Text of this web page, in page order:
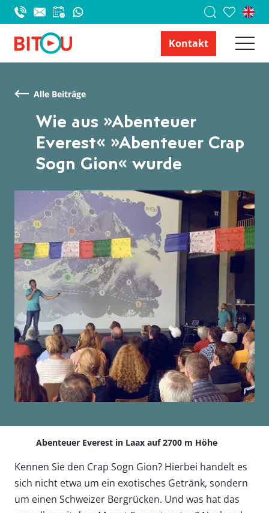
Kontakt
Alle Beiträge
Wie aus »Abenteuer
Everest« »Abenteuer Crap
Sogn Gion« wurde
Abenteuer Everest in Laax auf 2700 m Höhe
Kennen Sie den Crap Sogn Gion? Hierbei handelt es
sich nicht etwa um ein exotisches Getränk, sondern
um einen Schweizer Bergrücken. Und was hat das